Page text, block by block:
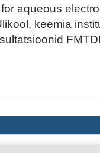
for aqueous
keemia